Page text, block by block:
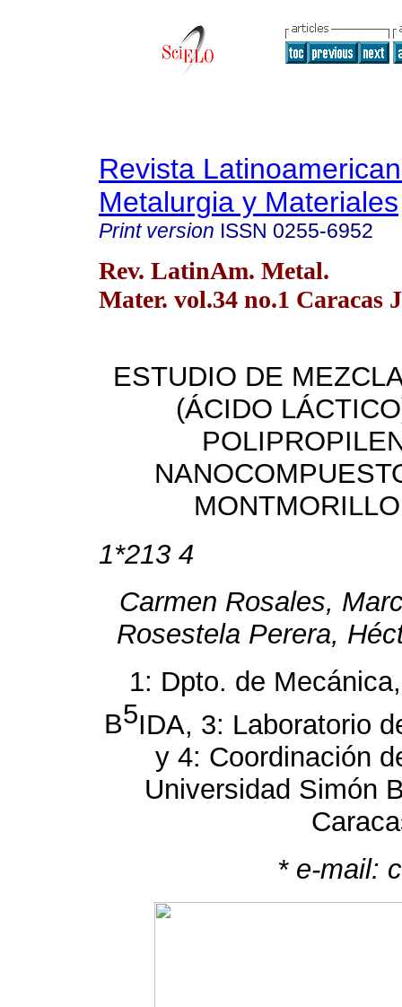
Revista
Metalurgia y Materiales
Print version ISSN 0255-6952
Rev. LatinAm. Metal.
Mater. vol.34 no.1 Caracas
ESTUDIO DE
(ÁCIDO
1*213 4
Carmen Rosales,
Rosestela Perera,
1: Dpto. de
B5IDA, 3: Laboratorio
y 4: Coordinación
Universidad Simón
* e-mail: